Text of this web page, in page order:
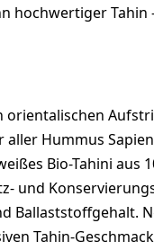
hochwertiger Tahin
orientalischen
Hummus
Bio-Tahini aus
und
Ballaststoffgehalt.
Tahin-